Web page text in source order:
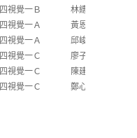
四視覺一Ｂ 林繐旻
四視覺一Ａ 黃恩榮
四視覺一Ａ 邱峻莛
四視覺一Ｃ 廖子芸
四視覺一Ｃ 陳建瑋
四視覺一Ｃ 鄭心雅